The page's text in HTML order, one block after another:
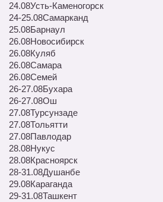
24.08Усть-Каменогорск
24-25.08Самарканд
25.08Барнаул
26.08Новосибирск
26.08Куляб
26.08Самара
26.08Семей
26-27.08Бухара
26-27.08Ош
27.08Турсунзаде
27.08Тольятти
27.08Павлодар
28.08Нукус
28.08Красноярск
28-31.08Душанбе
29.08Караганда
29-31.08Ташкент